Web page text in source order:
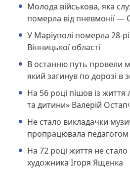
Молода військова, яка
померла від пневмонії —
У Маріуполі померла 28-
Вінницької області
В останню путь провели
який загинув по дорозі в
На 56 році пішов із життя
та дитини» Валерій
Не стало викладачки
пропрацювала педагогом
На 72 році життя не стало
художника Ігоря Ященка